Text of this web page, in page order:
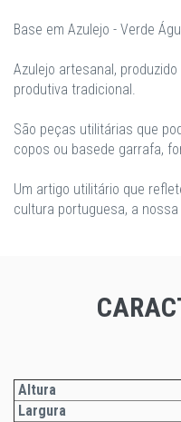
Base em Azulejo - Verde
Azulejo artesanal,
produtiva tradicional.
São peças utilitárias que
copos ou basede garrafa,
Um artigo utilitário que
cultura portuguesa, a nossa
Altura
Largura